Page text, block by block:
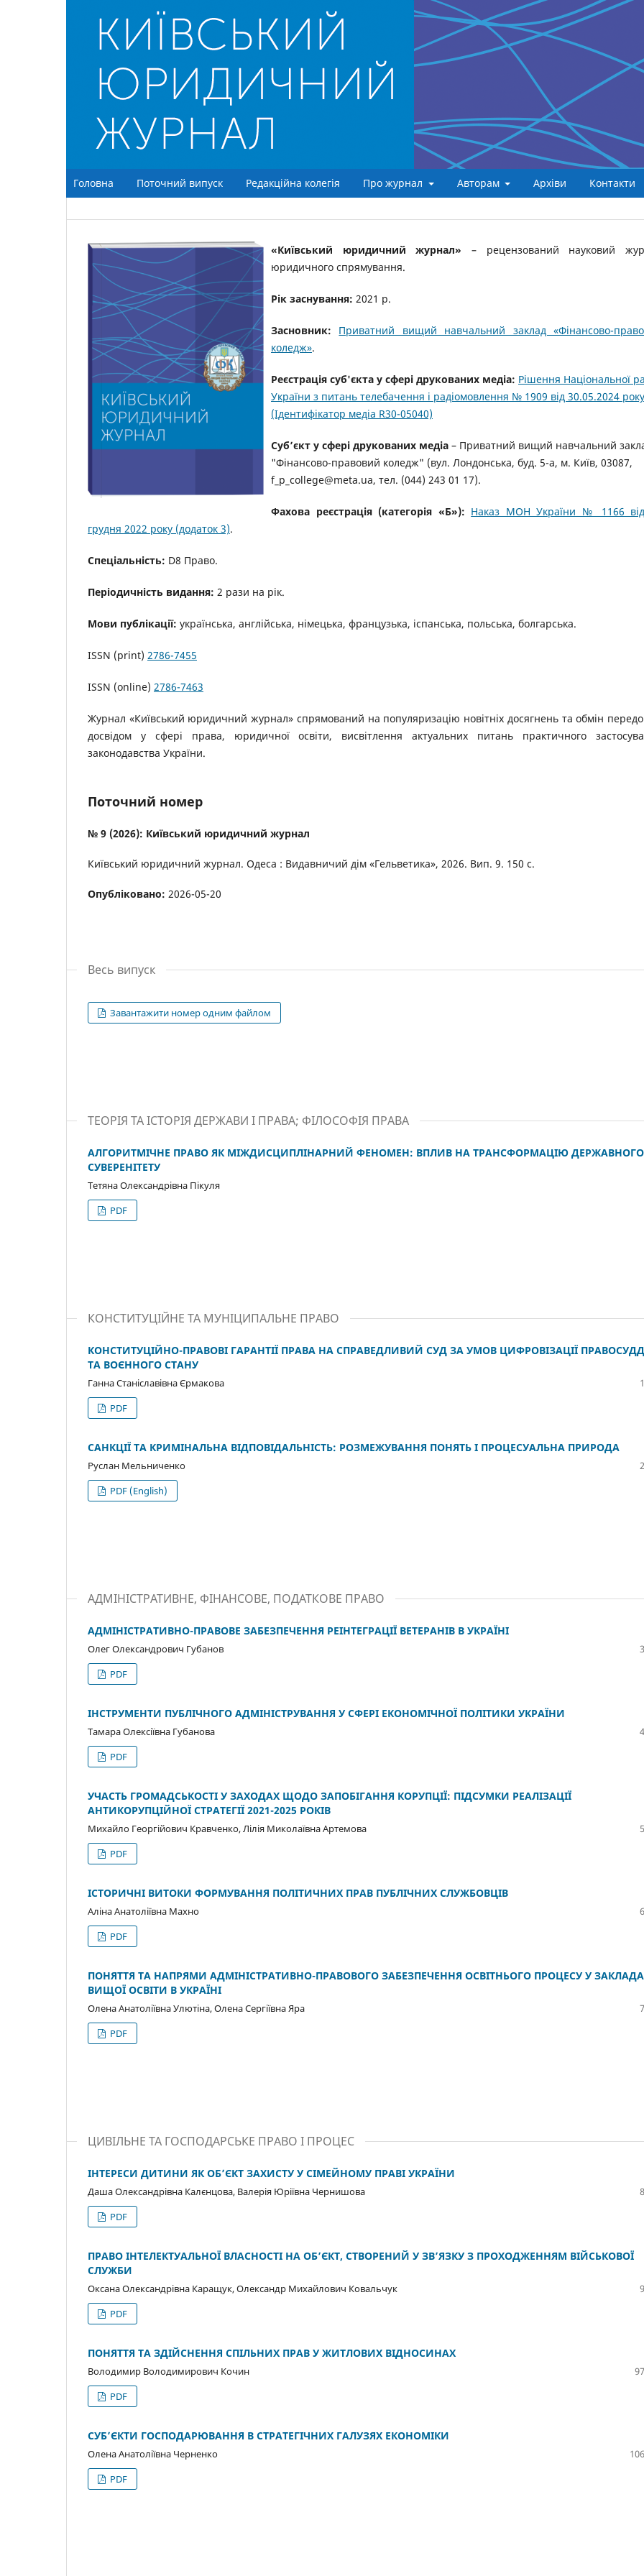
Головна Поточний випуск Редакційна колегія Про журнал Авторам Архіви Контакти
«Київський юридичний журнал» – рецензований науковий
юридичного спрямування.
Рік заснування: 2021 р.
Засновник: Приватний вищий навчальний заклад «Фінансово-
коледж».
Реєстрація суб'єкта у сфері друкованих медіа: Рішення Національної
України з питань телебачення і радіомовлення № 1909 від 30.05.2024 року
(Ідентифікатор медіа R30-05040)
Суб’єкт у сфері друкованих медіа – Приватний вищий навчальний
"Фінансово-правовий коледж" (вул. Лондонська, буд. 5-а, м. Київ, 03087,
f_p_college@meta.ua, тел. (044) 243 01 17).
Фахова реєстрація (категорія «Б»): Наказ МОН України № 1166
грудня 2022 року (додаток 3).
Спеціальність: D8 Право.
Періодичність видання: 2 рази на рік.
Мови публікації: українська, англійська, німецька, французька, іспанська, польська, болгарська.
ISSN (print) 2786-7455
ISSN (online) 2786-7463
Журнал «Київський юридичний журнал» спрямований на популяризацію новітніх досягнень та обмін
досвідом у сфері права, юридичної освіти, висвітлення актуальних питань практичного
законодавства України.
Поточний номер
№ 9 (2026): Київський юридичний журнал
Київський юридичний журнал. Одеса : Видавничий дім «Гельветика», 2026. Вип. 9. 150 с.
Опубліковано: 2026-05-20
Весь випуск
Завантажити номер одним файлом
ТЕОРІЯ ТА ІСТОРІЯ ДЕРЖАВИ І ПРАВА; ФІЛОСОФІЯ ПРАВА
АЛГОРИТМІЧНЕ ПРАВО ЯК МІЖДИСЦИПЛІНАРНИЙ ФЕНОМЕН: ВПЛИВ НА ТРАНСФОРМАЦІЮ ДЕРЖАВНОГО
СУВЕРЕНІТЕТУ
Тетяна Олександрівна Пікуля
PDF
КОНСТИТУЦІЙНЕ ТА МУНІЦИПАЛЬНЕ ПРАВО
КОНСТИТУЦІЙНО-ПРАВОВІ ГАРАНТІЇ ПРАВА НА СПРАВЕДЛИВИЙ СУД ЗА УМОВ ЦИФРОВІЗАЦІЇ
ТА ВОЄННОГО СТАНУ
Ганна Станіславівна Єрмакова
PDF
САНКЦІЇ ТА КРИМІНАЛЬНА ВІДПОВІДАЛЬНІСТЬ: РОЗМЕЖУВАННЯ ПОНЯТЬ І ПРОЦЕСУАЛЬНА ПРИРОДА
Руслан Мельниченко
PDF (English)
АДМІНІСТРАТИВНЕ, ФІНАНСОВЕ, ПОДАТКОВЕ ПРАВО
АДМІНІСТРАТИВНО-ПРАВОВЕ ЗАБЕЗПЕЧЕННЯ РЕІНТЕГРАЦІЇ ВЕТЕРАНІВ В УКРАЇНІ
Олег Олександрович Губанов
PDF
ІНСТРУМЕНТИ ПУБЛІЧНОГО АДМІНІСТРУВАННЯ У СФЕРІ ЕКОНОМІЧНОЇ ПОЛІТИКИ УКРАЇНИ
Тамара Олексіївна Губанова
PDF
УЧАСТЬ ГРОМАДСЬКОСТІ У ЗАХОДАХ ЩОДО ЗАПОБІГАННЯ КОРУПЦІЇ: ПІДСУМКИ РЕАЛІЗАЦІЇ
АНТИКОРУПЦІЙНОЇ СТРАТЕГІЇ 2021-2025 РОКІВ
Михайло Георгійович Кравченко, Лілія Миколаївна Артемова
PDF
ІСТОРИЧНІ ВИТОКИ ФОРМУВАННЯ ПОЛІТИЧНИХ ПРАВ ПУБЛІЧНИХ СЛУЖБОВЦІВ
Аліна Анатоліївна Махно
PDF
ПОНЯТТЯ ТА НАПРЯМИ АДМІНІСТРАТИВНО-ПРАВОВОГО ЗАБЕЗПЕЧЕННЯ ОСВІТНЬОГО ПРОЦЕСУ У
ВИЩОЇ ОСВІТИ В УКРАЇНІ
Олена Анатоліївна Улютіна, Олена Сергіївна Яра
PDF
ЦИВІЛЬНЕ ТА ГОСПОДАРСЬКЕ ПРАВО І ПРОЦЕС
ІНТЕРЕСИ ДИТИНИ ЯК ОБ’ЄКТ ЗАХИСТУ У СІМЕЙНОМУ ПРАВІ УКРАЇНИ
Даша Олександрівна Калєнцова, Валерія Юріївна Чернишова
PDF
ПРАВО ІНТЕЛЕКТУАЛЬНОЇ ВЛАСНОСТІ НА ОБ’ЄКТ, СТВОРЕНИЙ У ЗВ’ЯЗКУ З ПРОХОДЖЕННЯМ ВІЙСЬКОВОЇ
СЛУЖБИ
Оксана Олександрівна Каращук, Олександр Михайлович Ковальчук
PDF
ПОНЯТТЯ ТА ЗДІЙСНЕННЯ СПІЛЬНИХ ПРАВ У ЖИТЛОВИХ ВІДНОСИНАХ
Володимир Володимирович Кочин
PDF
СУБ’ЄКТИ ГОСПОДАРЮВАННЯ В СТРАТЕГІЧНИХ ГАЛУЗЯХ ЕКОНОМІКИ
Олена Анатоліївна Черненко
PDF